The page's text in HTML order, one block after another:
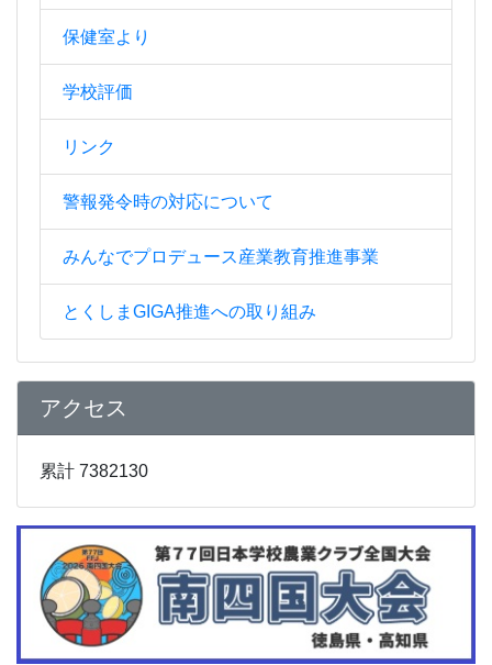
保健室より
学校評価
リンク
警報発令時の対応について
みんなでプロデュース産業教育推進事業
とくしまGIGA推進への取り組み
アクセス
累計 7382130